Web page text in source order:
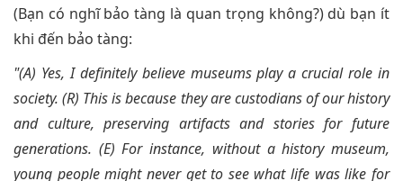
(Bạn có nghĩ bảo tàng là quan trọng không?) dù bạn ít
khi đến bảo tàng:
"(A) Yes, I definitely believe museums play a crucial role in
society. (R) This is because they are custodians of our history
and culture, preserving artifacts and stories for future
generations. (E) For instance, without a history museum,
young people might never get to see what life was like for